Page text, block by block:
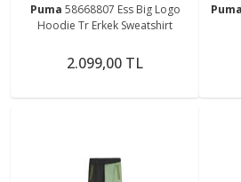
Puma 58668807 Ess Big Logo
Hoodie Tr Erkek Sweatshirt
2.099,00 TL
Puma